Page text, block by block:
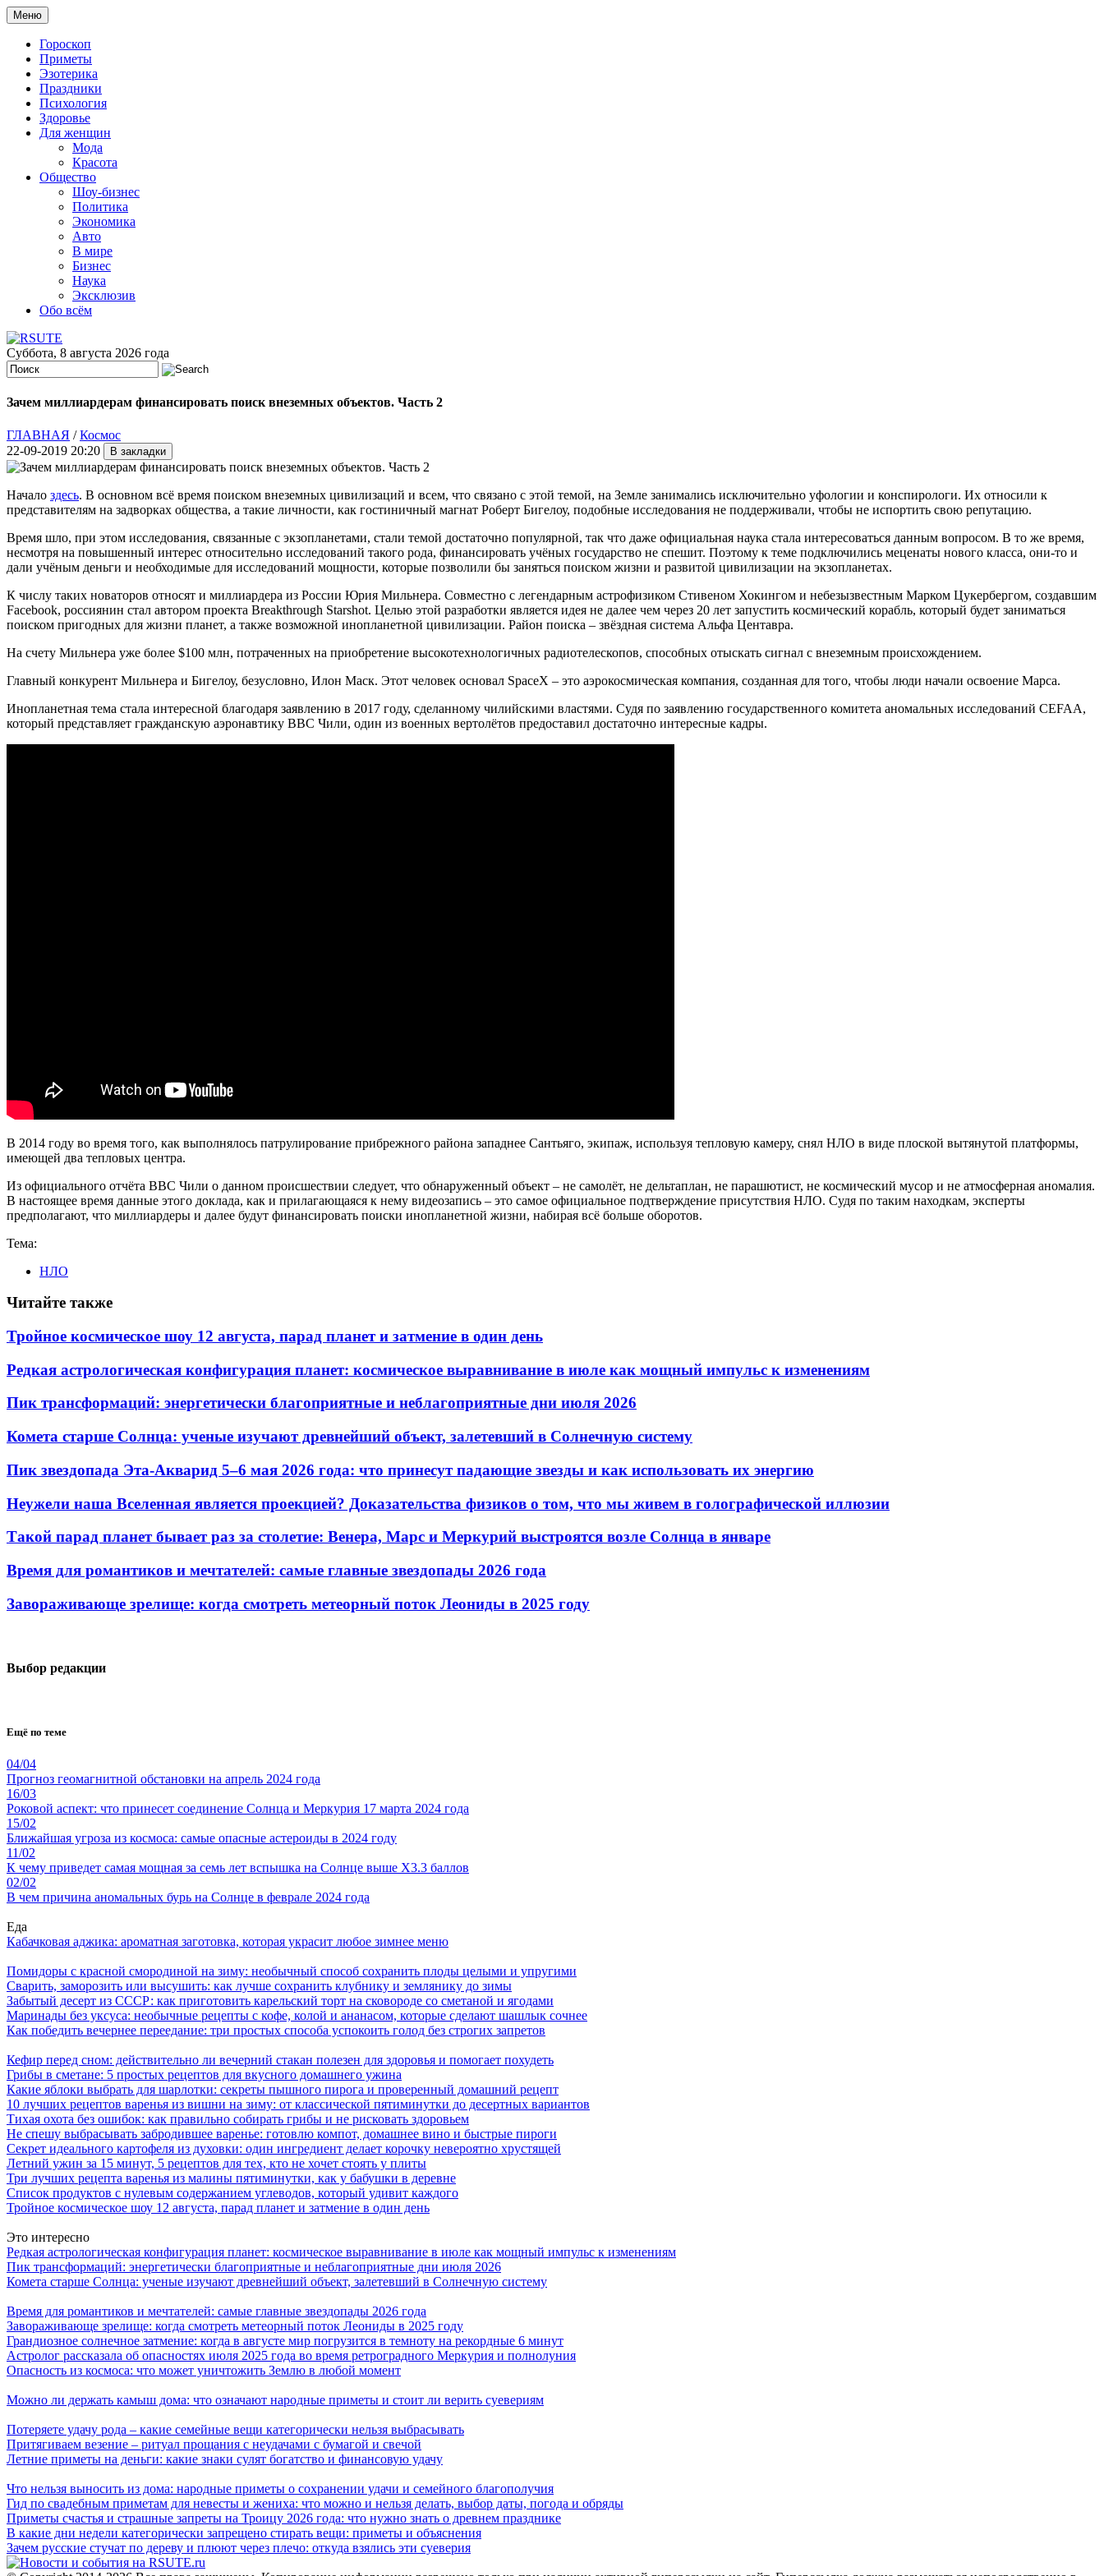
Меню
Гороскоп
Приметы
Эзотерика
Праздники
Психология
Здоровье
Для женщин
Мода
Красота
Общество
Шоу-бизнес
Политика
Экономика
Авто
В мире
Бизнес
Наука
Эксклюзив
Обо всём
Суббота, 8 августа 2026 года
Зачем миллиардерам финансировать поиск внеземных объектов. Часть 2
ГЛАВНАЯ /Космос
22-09-2019 20:20
Начало здесь. В основном всё время поиском внеземных цивилизаций и всем, что связано с этой темой, на Земле занимались исключительно уфологии и конспирологи. Их относили к
представителям на задворках общества, а такие личности, как гостиничный магнат Роберт Бигелоу, подобные исследования не поддерживали, чтобы не испортить свою репутацию.
Время шло, при этом исследования, связанные с экзопланетами, стали темой достаточно популярной, так что даже официальная наука стала интересоваться данным вопросом. В то же время,
несмотря на повышенный интерес относительно исследований такого рода, финансировать учёных государство не спешит. Поэтому к теме подключились меценаты нового класса, они-то и
дали учёным деньги и необходимые для исследований мощности, которые позволили бы заняться поиском жизни и развитой цивилизации на экзопланетах.
К числу таких новаторов относят и миллиардера из России Юрия Мильнера. Совместно с легендарным астрофизиком Стивеном Хокингом и небезызвестным Марком Цукербергом, создавшим
Facebook, россиянин стал автором проекта Breakthrough Starshot. Целью этой разработки является идея не далее чем через 20 лет запустить космический корабль, который будет заниматься
поиском пригодных для жизни планет, а также возможной инопланетной цивилизации. Район поиска – звёздная система Альфа Центавра.
На счету Мильнера уже более $100 млн, потраченных на приобретение высокотехнологичных радиотелескопов, способных отыскать сигнал с внеземным происхождением.
Главный конкурент Мильнера и Бигелоу, безусловно, Илон Маск. Этот человек основал SpaceX – это аэрокосмическая компания, созданная для того, чтобы люди начали освоение Марса.
Инопланетная тема стала интересной благодаря заявлению в 2017 году, сделанному чилийскими властями. Судя по заявлению государственного комитета аномальных исследований CEFAA,
который представляет гражданскую аэронавтику ВВС Чили, один из военных вертолётов предоставил достаточно интересные кадры.
В 2014 году во время того, как выполнялось патрулирование прибрежного района западнее Сантьяго, экипаж, используя тепловую камеру, снял НЛО в виде плоской вытянутой платформы,
имеющей два тепловых центра.
Из официального отчёта ВВС Чили о данном происшествии следует, что обнаруженный объект – не самолёт, не дельтаплан, не парашютист, не космический мусор и не атмосферная аномалия.
В настоящее время данные этого доклада, как и прилагающаяся к нему видеозапись – это самое официальное подтверждение присутствия НЛО. Судя по таким находкам, эксперты
предполагают, что миллиардеры и далее будут финансировать поиски инопланетной жизни, набирая всё больше оборотов.
Тема:
НЛО
Читайте также
Тройное космическое шоу 12 августа, парад планет и затмение в один день
Редкая астрологическая конфигурация планет: космическое выравнивание в июле как мощный импульс к изменениям
Пик трансформаций: энергетически благоприятные и неблагоприятные дни июля 2026
Комета старше Солнца: ученые изучают древнейший объект, залетевший в Солнечную систему
Пик звездопада Эта-Акварид 5–6 мая 2026 года: что принесут падающие звезды и как использовать их энергию
Неужели наша Вселенная является проекцией? Доказательства физиков о том, что мы живем в голографической иллюзии
Такой парад планет бывает раз за столетие: Венера, Марс и Меркурий выстроятся возле Солнца в январе
Время для романтиков и мечтателей: самые главные звездопады 2026 года
Завораживающе зрелище: когда смотреть метеорный поток Леониды в 2025 году
Выбор редакции
Ещё по теме
04/04
Прогноз геомагнитной обстановки на апрель 2024 года
16/03
Роковой аспект: что принесет соединение Солнца и Меркурия 17 марта 2024 года
15/02
Ближайшая угроза из космоса: самые опасные астероиды в 2024 году
11/02
К чему приведет самая мощная за семь лет вспышка на Солнце выше X3.3 баллов
02/02
В чем причина аномальных бурь на Солнце в феврале 2024 года
Еда
Кабачковая аджика: ароматная заготовка, которая украсит любое зимнее меню
Помидоры с красной смородиной на зиму: необычный способ сохранить плоды целыми и упругими
Сварить, заморозить или высушить: как лучше сохранить клубнику и землянику до зимы
Забытый десерт из СССР: как приготовить карельский торт на сковороде со сметаной и ягодами
Маринады без уксуса: необычные рецепты с кофе, колой и ананасом, которые сделают шашлык сочнее
Как победить вечернее переедание: три простых способа успокоить голод без строгих запретов
Кефир перед сном: действительно ли вечерний стакан полезен для здоровья и помогает похудеть
Грибы в сметане: 5 простых рецептов для вкусного домашнего ужина
Какие яблоки выбрать для шарлотки: секреты пышного пирога и проверенный домашний рецепт
10 лучших рецептов варенья из вишни на зиму: от классической пятиминутки до десертных вариантов
Тихая охота без ошибок: как правильно собирать грибы и не рисковать здоровьем
Не спешу выбрасывать забродившее варенье: готовлю компот, домашнее вино и быстрые пироги
Секрет идеального картофеля из духовки: один ингредиент делает корочку невероятно хрустящей
Летний ужин за 15 минут, 5 рецептов для тех, кто не хочет стоять у плиты
Три лучших рецепта варенья из малины пятиминутки, как у бабушки в деревне
Список продуктов с нулевым содержанием углеводов, который удивит каждого
Тройное космическое шоу 12 августа, парад планет и затмение в один день
Это интересно
Редкая астрологическая конфигурация планет: космическое выравнивание в июле как мощный импульс к изменениям
Пик трансформаций: энергетически благоприятные и неблагоприятные дни июля 2026
Комета старше Солнца: ученые изучают древнейший объект, залетевший в Солнечную систему
Время для романтиков и мечтателей: самые главные звездопады 2026 года
Завораживающе зрелище: когда смотреть метеорный поток Леониды в 2025 году
Грандиозное солнечное затмение: когда в августе мир погрузится в темноту на рекордные 6 минут
Астролог рассказала об опасностях июля 2025 года во время ретроградного Меркурия и полнолуния
Опасность из космоса: что может уничтожить Землю в любой момент
Можно ли держать камыш дома: что означают народные приметы и стоит ли верить суевериям
Потеряете удачу рода – какие семейные вещи категорически нельзя выбрасывать
Притягиваем везение – ритуал прощания с неудачами с бумагой и свечой
Летние приметы на деньги: какие знаки сулят богатство и финансовую удачу
Что нельзя выносить из дома: народные приметы о сохранении удачи и семейного благополучия
Гид по свадебным приметам для невесты и жениха: что можно и нельзя делать, выбор даты, погода и обряды
Приметы счастья и страшные запреты на Троицу 2026 года: что нужно знать о древнем празднике
В какие дни недели категорически запрещено стирать вещи: приметы и объяснения
Зачем русские стучат по дереву и плюют через плечо: откуда взялись эти суеверия